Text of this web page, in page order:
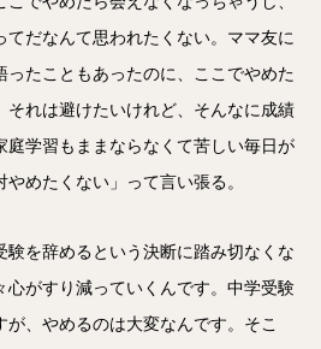
てだなんて思われたくない。ママ友に
ったこともあったのに、ここでやめた
それは避けたいけれど、そんなに成績
庭学習もままならなくて苦しい毎日が
めたくない」って言い張る。
験を辞めるという決断に踏み切なくな
心がすり減っていくんです。中学受験
、やめるのは大変なんです。そこ